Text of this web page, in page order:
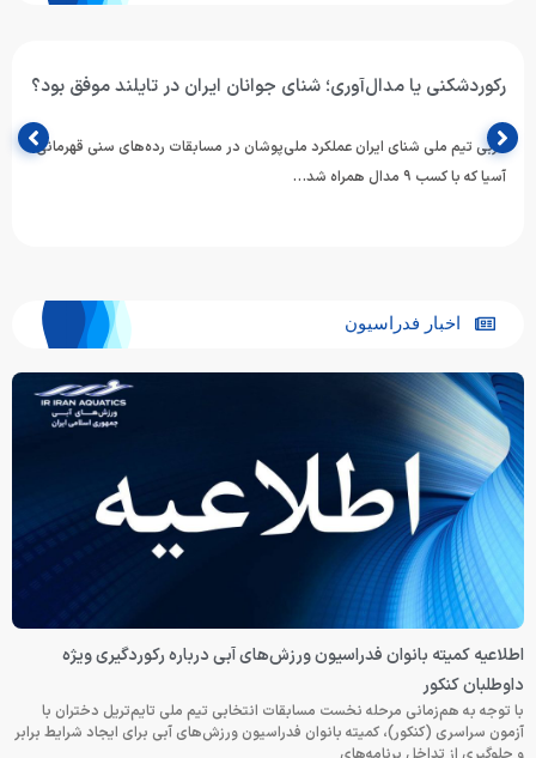
رکوردشکنی یا مدال‌آوری؛ شنای جوانان ایران در تایلند موفق بود؟
مربی تیم ملی شنای ایران عملکرد ملی‌پوشان در مسابقات رده‌های سنی قهرمانی
آسیا که با کسب ۹ مدال همراه شد…
اخبار فدراسیون
اطلاعیه کمیته بانوان فدراسیون ورزش‌های آبی درباره رکوردگیری ویژه
داوطلبان کنکور
با توجه به هم‌زمانی مرحله نخست مسابقات انتخابی تیم ملی تایم‌تریل دختران با
آزمون سراسری (کنکور)، کمیته بانوان فدراسیون ورزش‌های آبی برای ایجاد شرایط برابر